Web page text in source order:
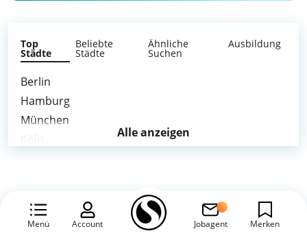
Menü Account Jobagent Merken
Top
Städte
Beliebte
Städte
Ähnliche
Suchen
Ausbildung
Berlin
Hamburg
München
Leipzig
Alle anzeigen